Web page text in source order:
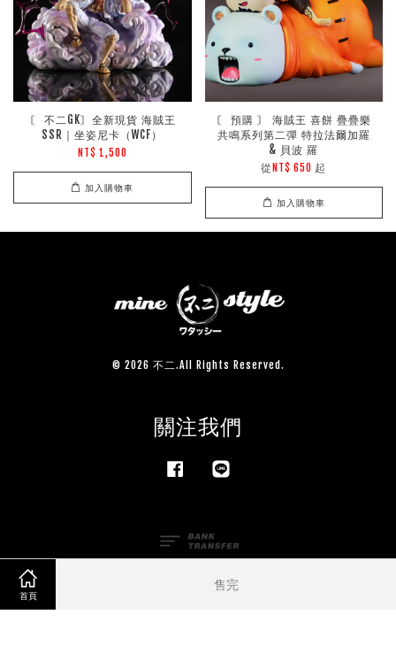
首頁
售完
〘 不二GK〙全新現貨 海賊王
SSR｜坐姿尼卡（WCF）
NT$ 1,500
加入購物車
〘 預購 〙 海賊王 喜餅 疊疊樂
共鳴系列第二彈 特拉法爾加羅
& 貝波 羅
從 NT$ 650 起
加入購物車
© 2026 不二.All Rights Reserved.
關注我們
Facebook